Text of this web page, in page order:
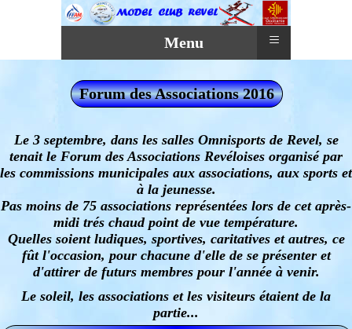
Menu ≡
Forum des Associations 2016
Le 3 septembre, dans les salles Omnisports de Revel, se
tenait le Forum des Associations Revéloises organisé par
les commissions municipales aux associations, aux sports et
à la jeunesse.
Pas moins de 75 associations représentées lors de cet après-
midi trés chaud point de vue température.
Quelles soient ludiques, sportives, caritatives et autres, ce
fût l'occasion, pour chacune d'elle de se présenter et
d'attirer de futurs membres pour l'année à venir.
Le soleil, les associations et les visiteurs étaient de la
partie...